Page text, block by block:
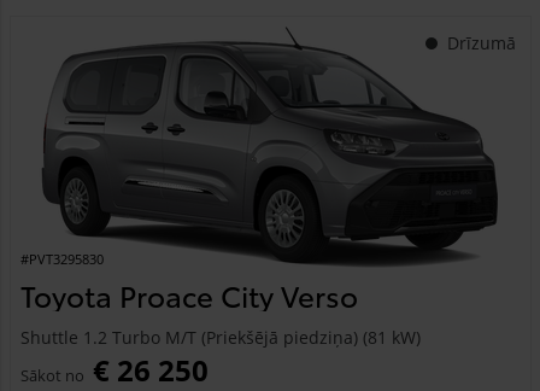
Drīzumā
#PVT3295830
Toyota Proace City Verso
Shuttle 1.2 Turbo M/T (Priekšējā piedziņa) (81 kW)
Sākot no € 26 250